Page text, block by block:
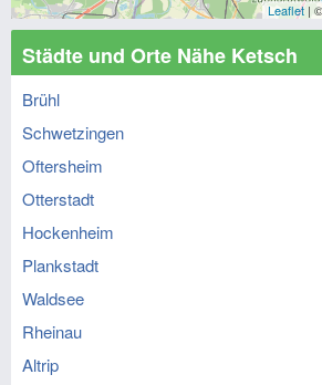
Leaflet| ©
Städte und Orte Nähe Ketsch
Brühl
Schwetzingen
Oftersheim
Otterstadt
Hockenheim
Plankstadt
Waldsee
Rheinau
Altrip